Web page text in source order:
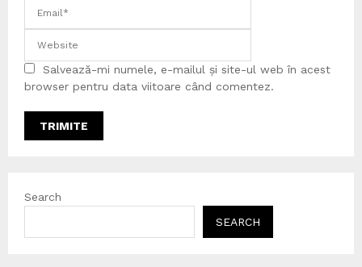
Salvează-mi numele, e-mailul și site-ul web în acest
browser pentru data viitoare când comentez.
Search
SEARCH